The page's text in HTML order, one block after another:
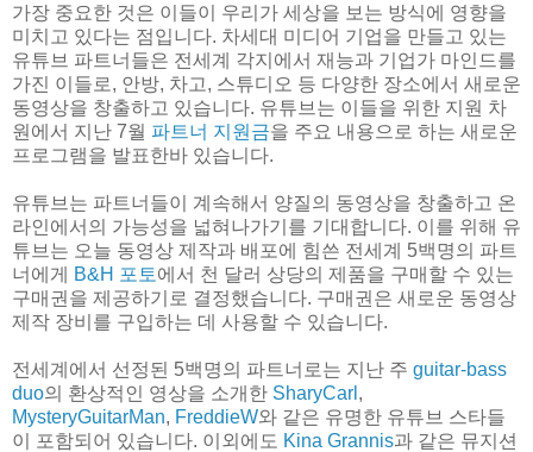
가장 중요한 것은 이들이 우리가 세상을 보는 방식에 영향을
미치고 있다는 점입니다. 차세대 미디어 기업을 만들고 있는
유튜브 파트너들은 전세계 각지에서 재능과 기업가 마인드를
가진 이들로, 안방, 차고, 스튜디오 등 다양한 장소에서 새로운
동영상을 창출하고 있습니다. 유튜브는 이들을 위한 지원 차
원에서 지난 7월 파트너 지원금을 주요 내용으로 하는 새로운
프로그램을 발표한바 있습니다.
유튜브는 파트너들이 계속해서 양질의 동영상을 창출하고 온
라인에서의 가능성을 넓혀나가기를 기대합니다. 이를 위해 유
튜브는 오늘 동영상 제작과 배포에 힘쓴 전세계 5백명의 파트
너에게
B&H 포토에서 천 달러 상당의 제품을 구매할 수 있는
구매권을 제공하기로 결정했습니다. 구매권은 새로운 동영상
제작 장비를 구입하는 데 사용할 수 있습니다.
전세계에서 선정된 5백명의 파트너로는 지난 주 guitar-bass
duo의 환상적인 영상을 소개한 SharyCarl ,
MysteryGuitarMan, FreddieW와 같은 유명한 유튜브 스타들
이 포함되어 있습니다. 이외에도 Kina Grannis과 같은 뮤지션